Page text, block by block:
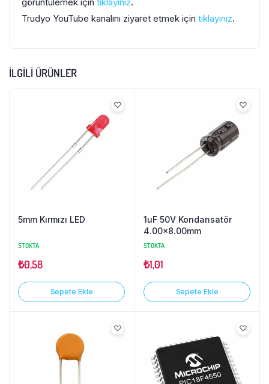
Trudyo YouTube kanalını ziyaret etmek için tıklayınız.
İLGILI ÜRÜNLER
5mm Kırmızı LED
STOKTA
₺0,58
Sepete Ekle
1uF 50V Kondansatör
4.00×8.00mm
STOKTA
₺1,01
Sepete Ekle